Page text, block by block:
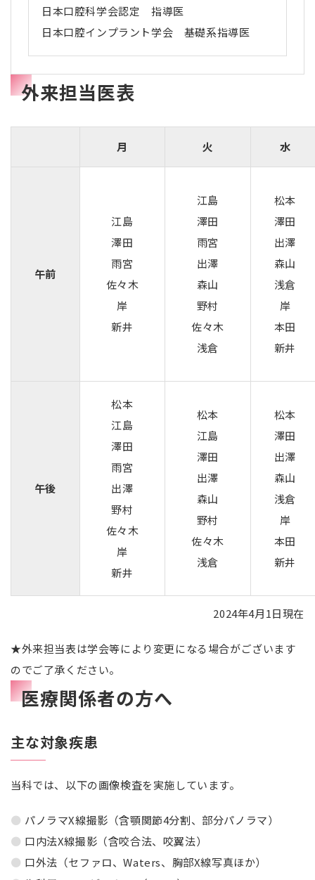
日本口腔科学会認定 指導医
日本口腔インプラント学会 基礎系指導医
外来担当医表
月 火 水
午前
江島
澤田
雨宮
佐々木
岸
新井
江島
澤田
雨宮
出澤
森山
野村
佐々木
浅倉
松本
澤田
出澤
森山
浅倉
岸
本田
新井
午後
松本
江島
澤田
雨宮
出澤
野村
佐々木
岸
新井
松本
江島
澤田
出澤
森山
野村
佐々木
浅倉
松本
澤田
出澤
森山
浅倉
岸
本田
新井
2024年4月1日現在
★外来担当表は学会等により変更になる場合がございます
のでご了承ください。
医療関係者の方へ
主な対象疾患
当科では、以下の画像検査を実施しています。
パノラマX線撮影（含顎関節4分割、部分パノラマ）
口内法X線撮影（含咬合法、咬翼法）
口外法（セファロ、Waters、胸部X線写真ほか）